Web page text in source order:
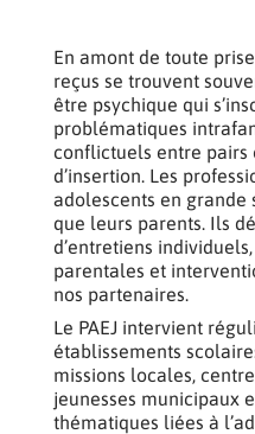
En amont de toute
reçus se trouvent
être psychique qui
problématiques
conflictuels entre pairs
d’insertion. Les
adolescents en grande
que leurs parents. Ils
d’entretiens
parentales et
nos partenaires.
Le PAEJ intervient
établissements
missions locales,
jeunesses municipaux
thématiques liées à